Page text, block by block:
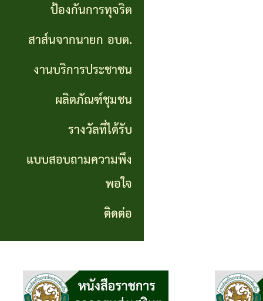
นายก
อบต.
งาน
บริการ
ประชาชน
ผลิตภัณฑ์
รางวัล
ที่ได้
รับ
ป้องกันการทุจริต
สาส์นจากนายก อบต.
งานบริการประชาชน
ผลิตภัณฑ์ชุมชน
รางวัลที่ได้รับ
แบบสอบถามความพึง
พอใจ
ติดต่อ